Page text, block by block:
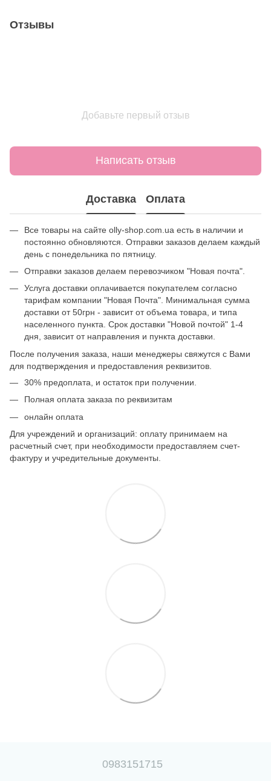
Отзывы
Добавьте первый отзыв
Написать отзыв
Доставка Оплата
Все товары на сайте olly-shop.com.ua есть в наличии и
постоянно обновляются. Отправки заказов делаем каждый
день с понедельника по пятницу.
Отправки заказов делаем перевозчиком "Новая почта".
Услуга доставки оплачивается покупателем согласно
тарифам компании "Новая Почта". Минимальная сумма
доставки от 50грн - зависит от объема товара, и типа
населенного пункта. Срок доставки "Новой почтой" 1-4
дня, зависит от направления и пункта доставки.
После получения заказа, наши менеджеры свяжутся с Вами
для подтверждения и предоставления реквизитов.
30% предоплата, и остаток при получении.
Полная оплата заказа по реквизитам
онлайн оплата
Для учреждений и организаций: оплату принимаем на
расчетный счет, при необходимости предоставляем счет-
фактуру и учредительные документы.
0983151715